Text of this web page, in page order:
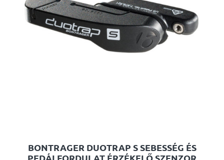
BONTRAGER DUOTRAP S SEBESSÉG ÉS